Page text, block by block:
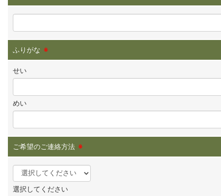
ふりがな ※
せい
めい
ご希望のご連絡方法 ※
選択してください